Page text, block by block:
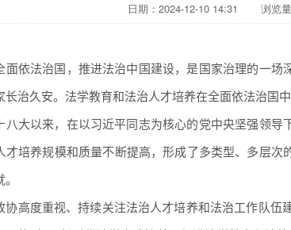
日期：2024-12-10 14:31 浏览
面依法治国，推进法治中国建设，是国家治理的一
长治久安。法学教育和法治人才培养在全面依法治国
八大以来，在以习近平同志为核心的党中央坚强领
才培养规模和质量不断提高，形成了多类型、多层
协高度重视、持续关注法治人才培养和法治工作队伍